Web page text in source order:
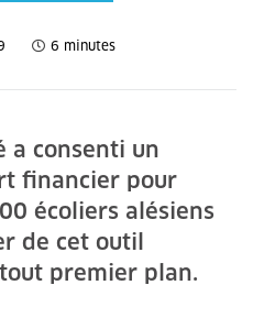
6 minutes
a consenti un
financier pour
écoliers alésiens
de cet outil
premier plan.